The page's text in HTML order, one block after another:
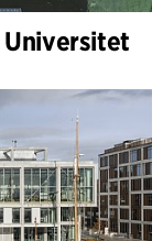
Universitet